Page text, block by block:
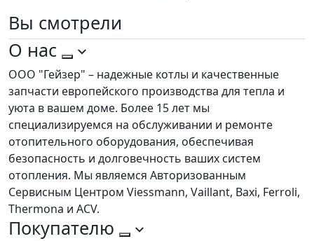
Вы смотрели
О нас
ООО "Гейзер" – надежные котлы и качественные
запчасти европейского производства для тепла и
уюта в вашем доме. Более 15 лет мы
специализируемся на обслуживании и ремонте
отопительного оборудования, обеспечивая
безопасность и долговечность ваших систем
отопления. Мы являемся Авторизованным
Сервисным Центром Viessmann, Vaillant, Baxi, Ferroli,
Thermona и ACV.
Покупателю